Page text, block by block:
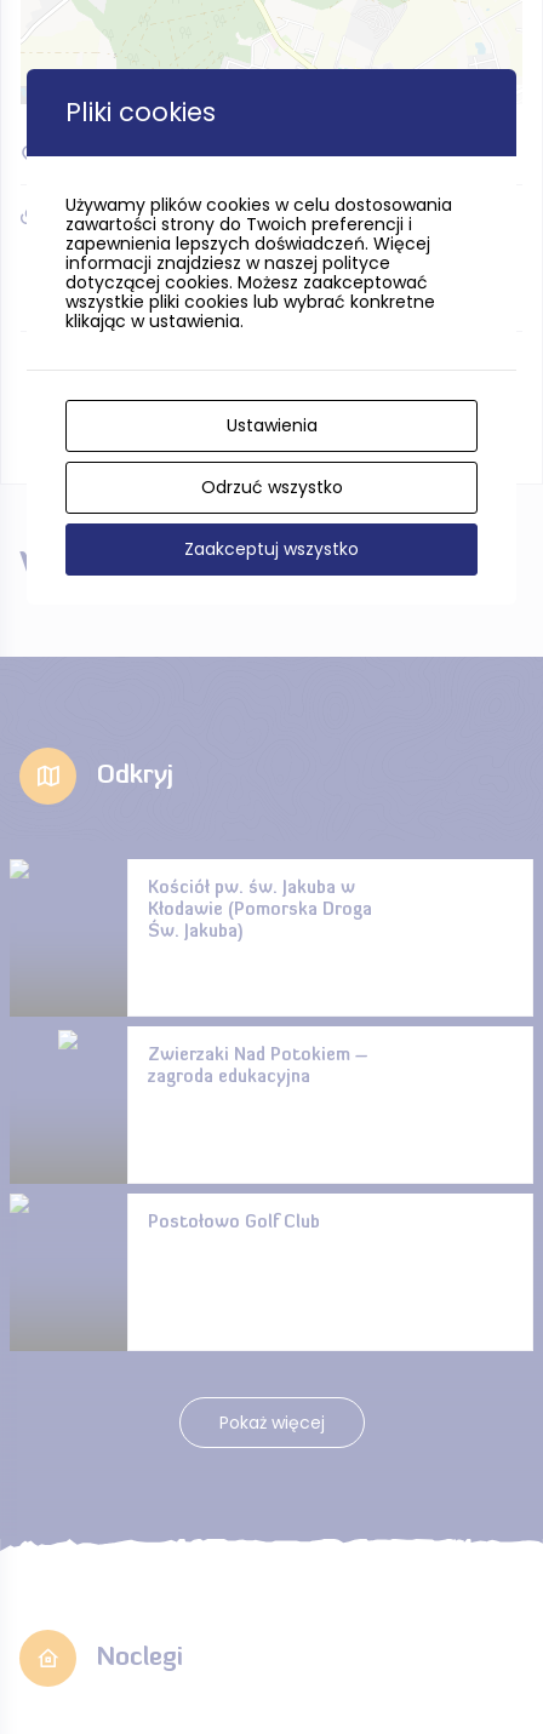
54.188916, 18.527697
W pobliżu
Odkryj
Kościół pw. św. Jakuba w
Kłodawie (Pomorska Droga
Św. Jakuba)
Zwierzaki Nad Potokiem –
zagroda edukacyjna
Postołowo Golf Club
Pokaż więcej
Noclegi
Pliki cookies
Używamy plików cookies w celu dostosowania
zawartości strony do Twoich preferencji i
zapewnienia lepszych doświadczeń. Więcej
informacji znajdziesz w naszej polityce
dotyczącej cookies. Możesz zaakceptować
wszystkie pliki cookies lub wybrać konkretne
klikając w ustawienia.
Ustawienia
Odrzuć wszystko
Zaakceptuj wszystko